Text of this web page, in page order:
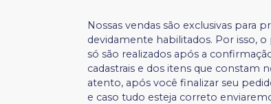
Nossas vendas são exclusivas para
devidamente habilitados. Por isso,
só são realizados após a
cadastrais e dos itens que constam
atento, após você finalizar seu
e caso tudo esteja correto